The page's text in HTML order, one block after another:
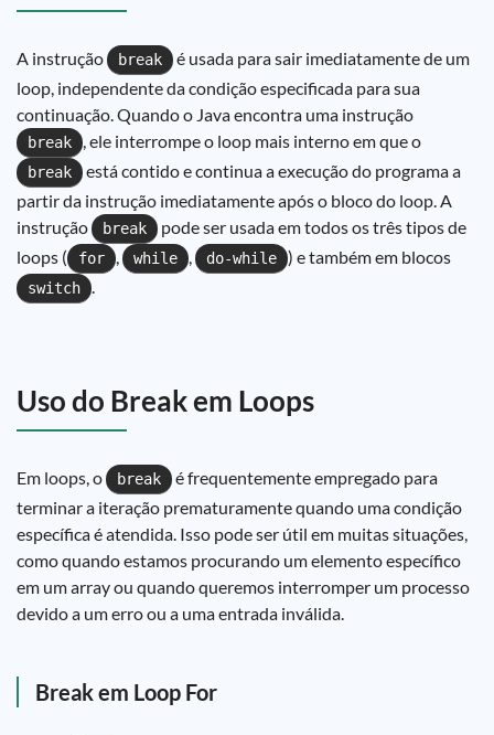
A instrução break
é usada para sair imediatamente de um
loop, independente da condição especificada para sua
continuação. Quando o Java encontra uma instrução
break , ele interrompe o loop mais interno em que o
break
está contido e continua a execução do programa a
partir da instrução imediatamente após o bloco do loop. A
instrução
break
pode ser usada em todos os três tipos de
loops (
for , while , do-while ) e também em blocos
switch .
Uso do Break em Loops
Em loops, o break
é frequentemente empregado para
terminar a iteração prematuramente quando uma condição
específica é atendida. Isso pode ser útil em muitas situações,
como quando estamos procurando um elemento específico
em um array ou quando queremos interromper um processo
devido a um erro ou a uma entrada inválida.
Break em Loop For